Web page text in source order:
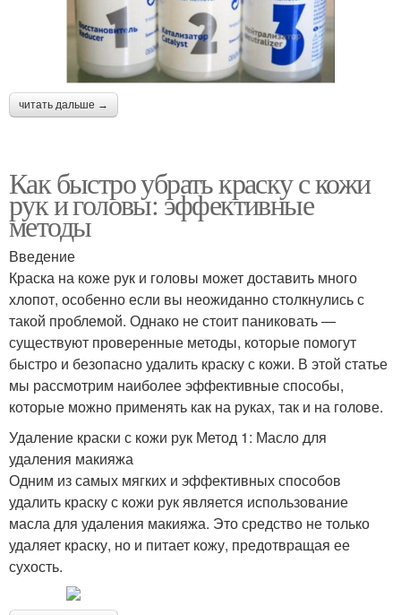
читать дальше →
Как быстро убрать краску с кожи
рук и головы: эффективные
методы
Введение
Краска на коже рук и головы может доставить много
хлопот, особенно если вы неожиданно столкнулись с
такой проблемой. Однако не стоит паниковать —
существуют проверенные методы, которые помогут
быстро и безопасно удалить краску с кожи. В этой статье
мы рассмотрим наиболее эффективные способы,
которые можно применять как на руках, так и на голове.
Удаление краски с кожи рук Метод 1: Масло для
удаления макияжа
Одним из самых мягких и эффективных способов
удалить краску с кожи рук является использование
масла для удаления макияжа. Это средство не только
удаляет краску, но и питает кожу, предотвращая ее
сухость.